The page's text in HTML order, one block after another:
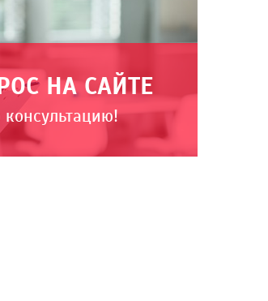
НА САЙТЕ
консультацию!